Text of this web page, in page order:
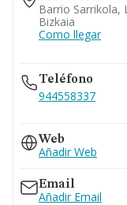
Barrio Sarrikola,
Bizkaia
Como llegar
Teléfono
944558337
944558496
Web
Añadir Web
Email
Añadir Email